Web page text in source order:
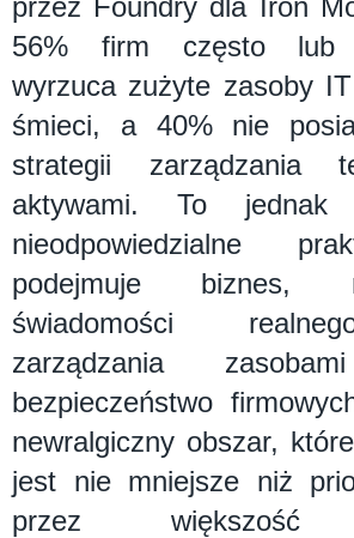
przez Foundry dla Iron
56% firm często lub
wyrzuca zużyte zasoby
śmieci, a 40% nie
strategii zarządzania
aktywami. To
nieodpowiedzialne
podejmuje biznes,
świadomości
zarządzania
bezpieczeństwo
newralgiczny obszar,
jest nie mniejsze niż
przez większość